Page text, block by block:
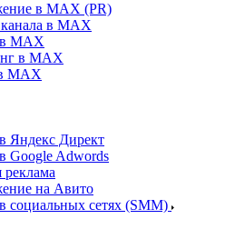
в MAX (PR)
в MAX
MAX
в MAX
MAX
Яндекс Директ
Google Adwords
реклама
на Авито
социальных сетях (SMM)